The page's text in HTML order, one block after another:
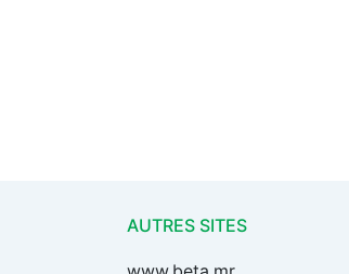
AUTRES SITES